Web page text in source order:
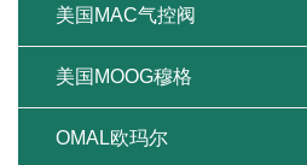
美国MAC气控阀
美国MOOG穆格
OMAL欧玛尔